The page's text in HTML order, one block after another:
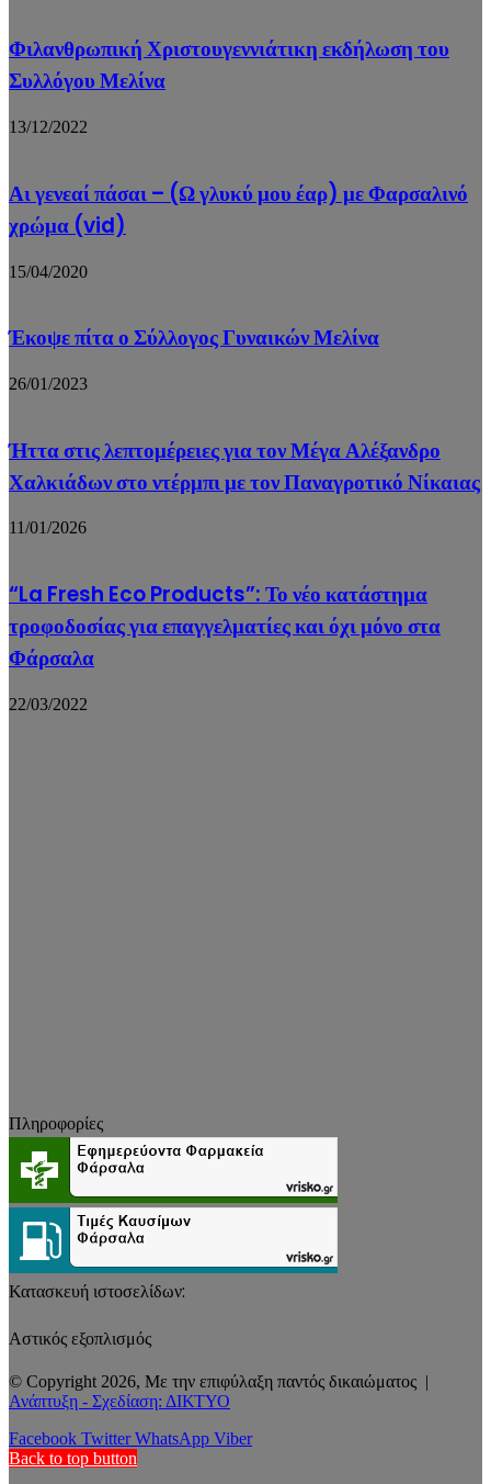
Φιλανθρωπική Χριστουγεννιάτικη εκδήλωση του
Συλλόγου Μελίνα
13/12/2022
Αι γενεαί πάσαι – (Ω γλυκύ μου έαρ) με Φαρσαλινό
χρώμα (vid)
15/04/2020
Έκοψε πίτα ο Σύλλογος Γυναικών Μελίνα
26/01/2023
Ήττα στις λεπτομέρειες για τον Μέγα Αλέξανδρο
Χαλκιάδων στο ντέρμπι με τον Παναγροτικό Νίκαιας
11/01/2026
“La Fresh Eco Products”: Το νέο κατάστημα
τροφοδοσίας για επαγγελματίες και όχι μόνο στα
Φάρσαλα
22/03/2022
Πληροφορίες
Κατασκευή ιστοσελίδων:
Αστικός εξοπλισμός
© Copyright 2026, Με την επιφύλαξη παντός δικαιώματος |
Ανάπτυξη - Σχεδίαση: ΔΙΚΤΥΟ
Facebook Twitter WhatsApp Viber
Back to top button